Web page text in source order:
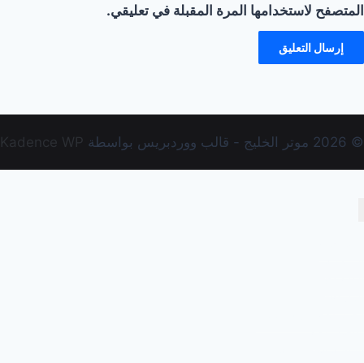
المتصفح لاستخدامها المرة المقبلة في تعليقي.
© 2026 موتر الخليج - قالب ووردبريس بواسطة Kadence WP